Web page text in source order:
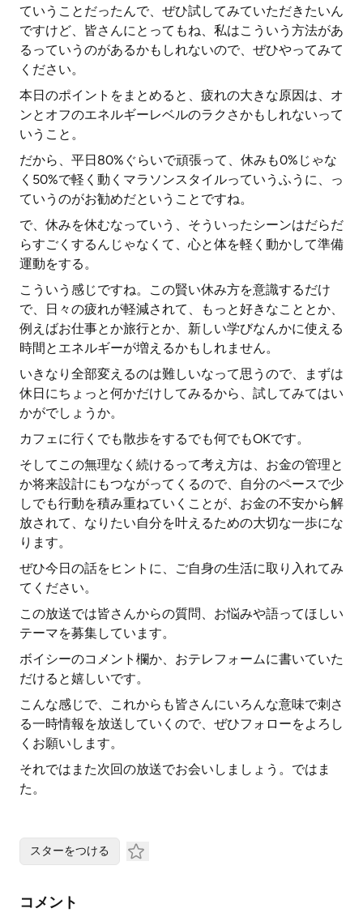
ていうことだったんで、ぜひ試してみていただきたいん
ですけど、皆さんにとってもね、私はこういう方法があ
るっていうのがあるかもしれないので、ぜひやってみて
ください。
本日のポイントをまとめると、疲れの大きな原因は、オ
ンとオフのエネルギーレベルのラクさかもしれないって
いうこと。
だから、平日80%ぐらいで頑張って、休みも0%じゃな
く50%で軽く動くマラソンスタイルっていうふうに、っ
ていうのがお勧めだということですね。
で、休みを休むなっていう、そういったシーンはだらだ
らすごくするんじゃなくて、心と体を軽く動かして準備
運動をする。
こういう感じですね。この賢い休み方を意識するだけ
で、日々の疲れが軽減されて、もっと好きなこととか、
例えばお仕事とか旅行とか、新しい学びなんかに使える
時間とエネルギーが増えるかもしれません。
いきなり全部変えるのは難しいなって思うので、まずは
休日にちょっと何かだけしてみるから、試してみてはい
かがでしょうか。
カフェに行くでも散歩をするでも何でもOKです。
そしてこの無理なく続けるって考え方は、お金の管理と
か将来設計にもつながってくるので、自分のペースで少
しでも行動を積み重ねていくことが、お金の不安から解
放されて、なりたい自分を叶えるための大切な一歩にな
ります。
ぜひ今日の話をヒントに、ご自身の生活に取り入れてみ
てください。
この放送では皆さんからの質問、お悩みや語ってほしい
テーマを募集しています。
ボイシーのコメント欄か、おテレフォームに書いていた
だけると嬉しいです。
こんな感じで、これからも皆さんにいろんな意味で刺さ
る一時情報を放送していくので、ぜひフォローをよろし
くお願いします。
それではまた次回の放送でお会いしましょう。ではま
た。
スターをつける
コメント